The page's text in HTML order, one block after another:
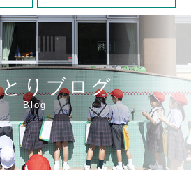
りブログ
Blog